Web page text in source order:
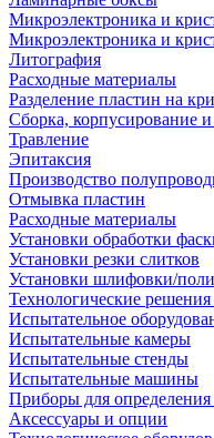
Микроэлектроника и
Микроэлектроника и
Литография
Расходные материалы
Разделение пластин на
Сборка, корпусирование
Травление
Эпитаксия
Производство
Отмывка пластин
Расходные материалы
Установки обработки
Установки резки слитков
Установки шлифовки/
Технологические
Испытательное
Испытательные камеры
Испытательные стенды
Испытательные машины
Приборы для определения
Аксессуары и опции